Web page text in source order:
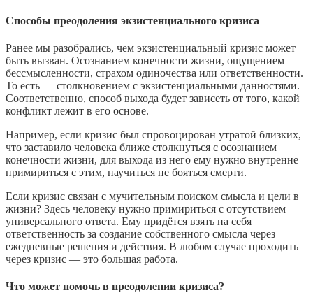
Способы преодоления экзистенциального кризиса
Ранее мы разобрались, чем экзистенциальный кризис может
быть вызван. Осознанием конечности жизни, ощущением
бессмысленности, страхом одиночества или ответственности.
То есть — столкновением с экзистенциальными данностями.
Соответственно, способ выхода будет зависеть от того, какой
конфликт лежит в его основе.
Например, если кризис был спровоцирован утратой близких,
что заставило человека ближе столкнуться с осознанием
конечности жизни, для выхода из него ему нужно внутренне
примириться с этим, научиться не бояться смерти.
Если кризис связан с мучительным поиском смысла и цели в
жизни? Здесь человеку нужно примириться с отсутствием
универсального ответа. Ему придётся взять на себя
ответственность за создание собственного смысла через
ежедневные решения и действия. В любом случае проходить
через кризис — это большая работа.
Что может помочь в преодолении кризиса?